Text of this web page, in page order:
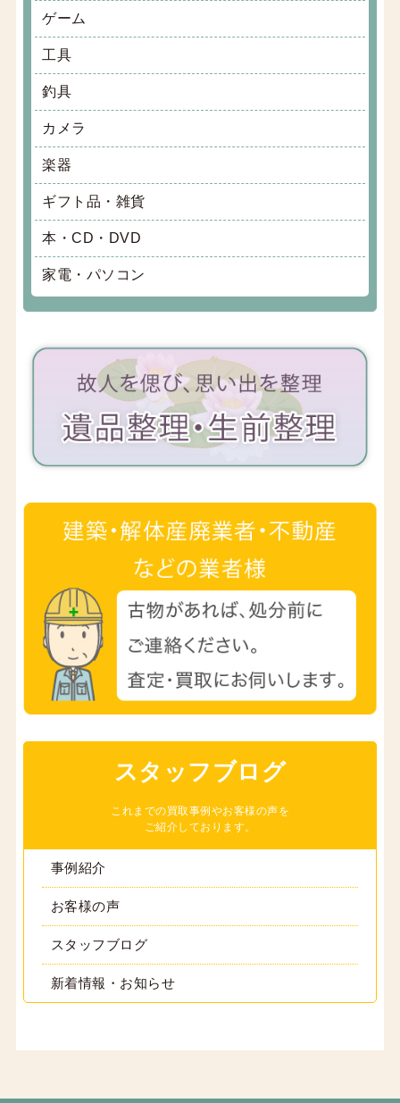
ゲーム
工具
釣具
カメラ
楽器
ギフト品・雑貨
本・CD・DVD
家電・パソコン
スタッフブログ
これまでの買取事例やお客様の声を
ご紹介しております。
事例紹介
お客様の声
スタッフブログ
新着情報・お知らせ